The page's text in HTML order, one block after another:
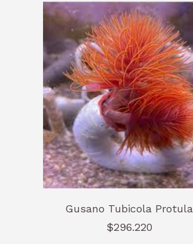
Gusano Tubicola Protula
$296.220